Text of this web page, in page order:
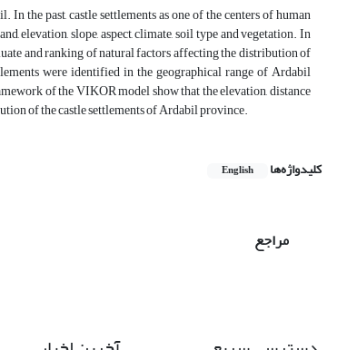
In the past, castle settlements as one of the centers of human
elevation, slope, aspect, climate, soil type and vegetation. In
and ranking of natural factors affecting the distribution of
were identified in the geographical range of Ardabil
of the VIKOR model show that the elevation, distance
of the castle settlements of Ardabil province.
کلیدواژه‌ها English
مراجع